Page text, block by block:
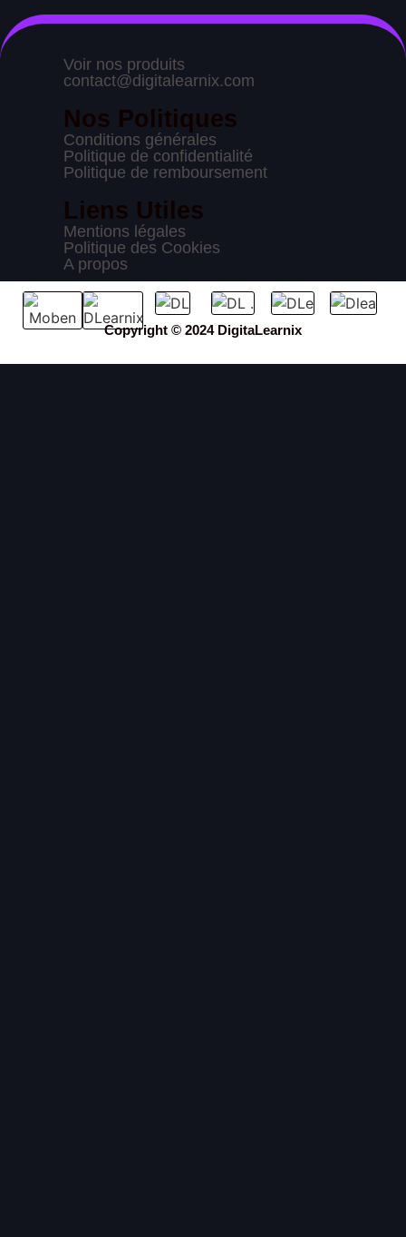
Voir nos produits
contact@digitalearnix.com
Nos Politiques
Conditions générales
Politique de confidentialité
Politique de remboursement
Liens Utiles
Mentions légales
Politique des Cookies
A propos
Copyright © 2024 DigitaLearnix